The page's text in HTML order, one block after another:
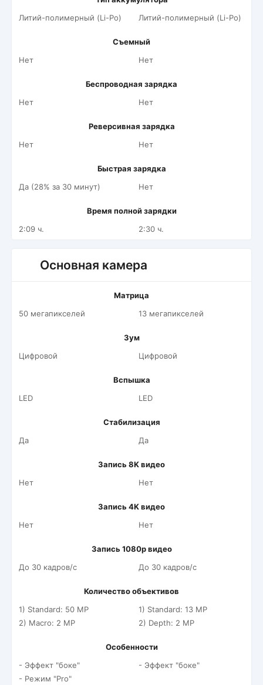
Литий-полимерный (Li-Po)
Литий-полимерный (Li-Po)
Съемный
Нет
Нет
Беспроводная зарядка
Нет
Нет
Реверсивная зарядка
Нет
Нет
Быстрая зарядка
Да (28% за 30 минут)
Нет
Время полной зарядки
2:09 ч.
2:30 ч.
Основная камера
Матрица
50 мегапикселей
13 мегапикселей
Зум
Цифровой
Цифровой
Вспышка
LED
LED
Стабилизация
Да
Да
Запись 8K видео
Нет
Нет
Запись 4K видео
Нет
Нет
Запись 1080p видео
До 30 кадров/c
До 30 кадров/c
Количество объективов
1) Standard: 50 MP
2) Macro: 2 MP
1) Standard: 13 MP
2) Depth: 2 MP
Особенности
- Эффект "боке"
- Режим "Pro"
- Эффект "боке"